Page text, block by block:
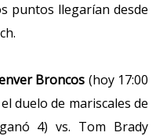
puntos llegarían desde
Broncos (hoy 17:00
duelo de mariscales de
4) vs. Tom Brady